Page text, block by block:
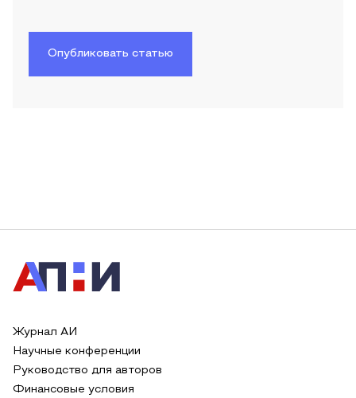
Опубликовать статью
Журнал АИ
Научные конференции
Руководство для авторов
Финансовые условия